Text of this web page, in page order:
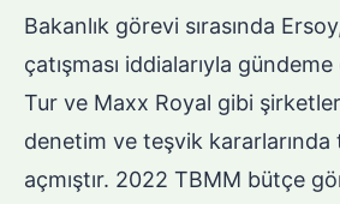
Bakanlık görevi sırasında
çatışması iddialarıyla
Tur ve Maxx Royal gibi
denetim ve teşvik kararlarında
açmıştır. 2022 TBMM bütçe